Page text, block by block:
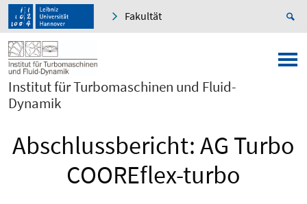
Fakultät
Institut für Turbomaschinen und Fluid-
Dynamik
Abschlussbericht: AG Turbo
COOREflex-turbo